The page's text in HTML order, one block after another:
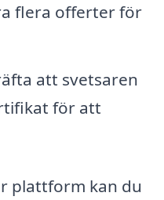
flera offerter för
att svetsaren
för att
plattform kan du